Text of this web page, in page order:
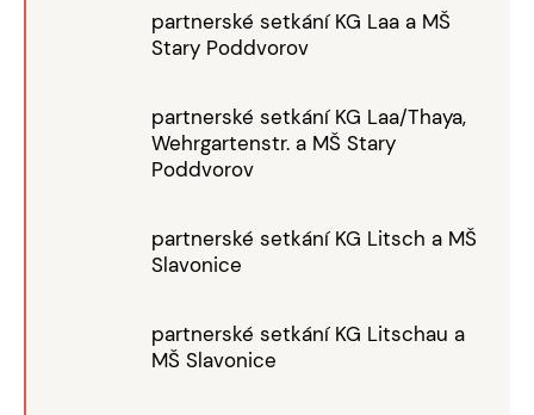
partnerské setkání KG Laa a MŠ
Stary Poddvorov
partnerské setkání KG Laa/Thaya,
Wehrgartenstr. a MŠ Stary
Poddvorov
partnerské setkání KG Litsch a MŠ
Slavonice
partnerské setkání KG Litschau a
MŠ Slavonice